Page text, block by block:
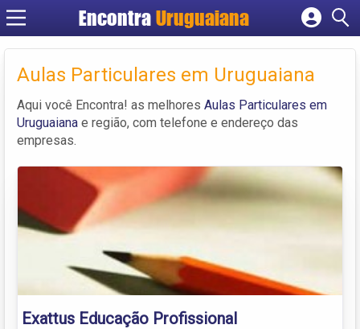
Encontra Uruguaiana
Cadastrar empresa
Criar conta
Aulas Particulares em Uruguaiana
Aqui você Encontra! as melhores Aulas Particulares em
Uruguaiana e região, com telefone e endereço das
empresas.
Exattus Educação Profissional